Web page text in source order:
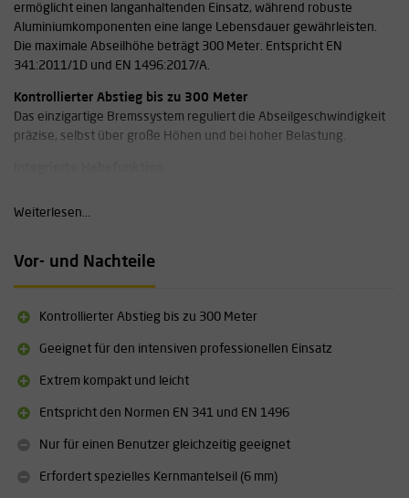
ermöglicht einen langanhaltenden Einsatz, während robuste
Aluminiumkomponenten eine lange Lebensdauer gewährleisten.
Die maximale Abseilhöhe beträgt 300 Meter. Entspricht EN
341:2011/1D und EN 1496:2017/A.
Kontrollierter Abstieg bis zu 300 Meter
Das einzigartige Bremssystem reguliert die Abseilgeschwindigkeit
präzise, selbst über große Höhen und bei hoher Belastung.
Meter nach oben zu befördern, was in Rettungssituationen von
Technische Daten
Gewicht des Abseilgeräts: 1,17 kg
Material des Gehäuses: Aluminium
Funktion: Abseilen/Heben
Nennlast: 140 kg
Prüflast EN 341: 180 kg
Prüflast EN 1496: 210 kg
Maximale Hubhöhe: 3 m
Weiterlesen...
Vor- und Nachteile
Kontrollierter Abstieg bis zu 300 Meter
Geeignet für den intensiven professionellen Einsatz
Extrem kompakt und leicht
Entspricht den Normen EN 341 und EN 1496
Nur für einen Benutzer gleichzeitig geeignet
Erfordert spezielles Kernmantelseil (6 mm)